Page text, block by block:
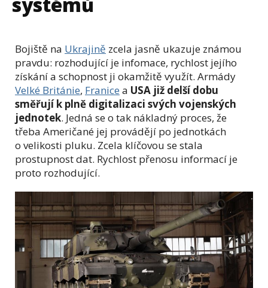
Bojiště na Ukrajině zcela jasně ukazuje známou
pravdu: rozhodující je infomace, rychlost jejího
získání a schopnost ji okamžitě využít. Armády
Velké Británie, Franice a USA již delší dobu
směřují k plně digitalizaci svých vojenských
jednotek. Jedná se o tak nákladný proces, že
třeba Američané jej provádějí po jednotkách
o velikosti pluku. Zcela klíčovou se stala
prostupnost dat. Rychlost přenosu informací je
proto rozhodující.